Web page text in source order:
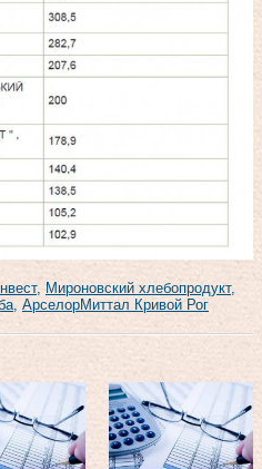
, Мироновский хлебопродукт,
, АрселорМиттал Кривой Рог